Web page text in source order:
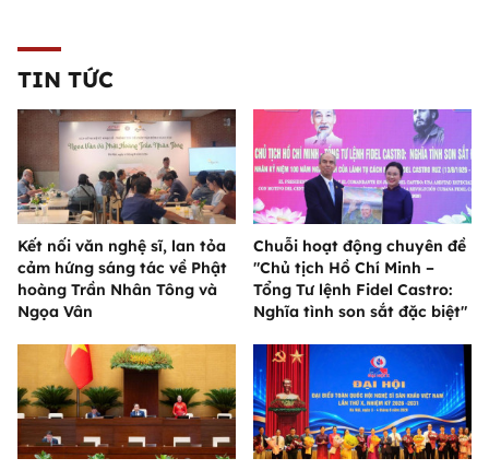
TIN TỨC
Kết nối văn nghệ sĩ, lan tỏa
cảm hứng sáng tác về Phật
hoàng Trần Nhân Tông và
Ngọa Vân
Chuỗi hoạt động chuyên đề
"Chủ tịch Hồ Chí Minh –
Tổng Tư lệnh Fidel Castro:
Nghĩa tình son sắt đặc biệt"